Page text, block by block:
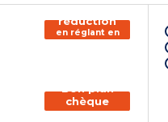
150€ de
réduction
en réglant en
chèque
chèque
vacances